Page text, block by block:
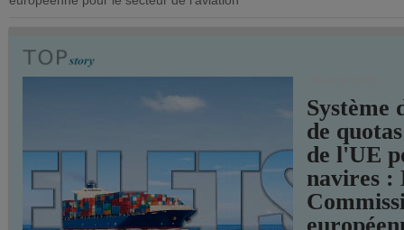
Système
de
de l'UE
navires :